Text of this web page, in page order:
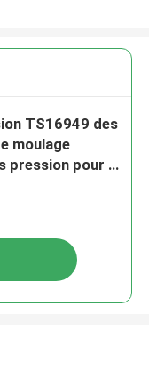
TS16949 des
moulage
pression pour le